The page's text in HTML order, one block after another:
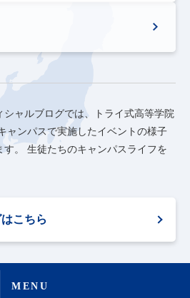
シャルブログでは、トライ式高等学院
ャンパスで実施したイベントの様子
。
生徒たちのキャンパスライフを
こちら
MENU